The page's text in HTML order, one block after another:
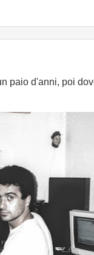
paio d'anni, poi